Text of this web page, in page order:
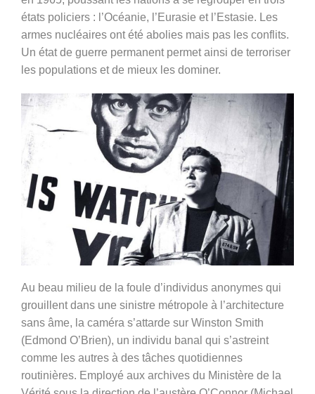
états policiers : l’Océanie, l’Eurasie et l’Estasie. Les
armes nucléaires ont été abolies mais pas les conflits.
Un état de guerre permanent permet ainsi de terroriser
les populations et de mieux les dominer.
Au beau milieu de la foule d’individus anonymes qui
grouillent dans une sinistre métropole à l’architecture
sans âme, la caméra s’attarde sur Winston Smith
(Edmond O’Brien), un individu banal qui s’astreint
comme les autres à des tâches quotidiennes
routinières. Employé aux archives du Ministère de la